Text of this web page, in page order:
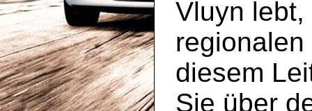
Vluyn
diesem
Sie über